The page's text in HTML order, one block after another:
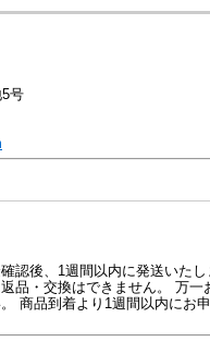
号
認後、1週間以内に発送いたし
品・交換はできません。 万
商品到着より1週間以内にお